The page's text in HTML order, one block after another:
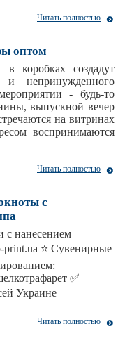
Читать полностью
оптом
коробках создадут
и непринужденного
- будь-то
выпускной вечер
на витринах
воспринимаются
Читать полностью
с
с нанесением
print.ua ⭐ Сувенирные
✅
Украине
Читать полностью